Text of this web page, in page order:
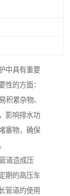
中具有重要
性的方面：
积累杂物、
影响排水功
塞物，确保
道造成压
期的高压车
管道的使用